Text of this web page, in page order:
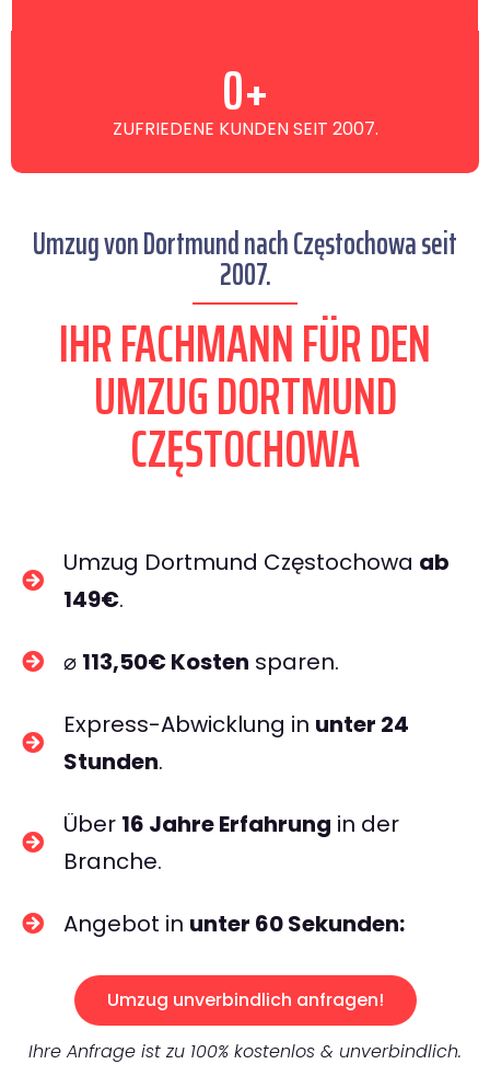
ZUFRIEDENE KUNDEN SEIT 2007.
0+
Umzug von Dortmund nach Częstochowa seit
2007.
IHR FACHMANN FÜR DEN
UMZUG DORTMUND
CZĘSTOCHOWA
Umzug Dortmund Częstochowa ab
149€.
⌀ 113,50€ Kosten sparen.
Express-Abwicklung in unter 24
Stunden.
Über 16 Jahre Erfahrung in der
Branche.
Angebot in unter 60 Sekunden:
Umzug unverbindlich anfragen!
Ihre Anfrage ist zu 100% kostenlos & unverbindlich.